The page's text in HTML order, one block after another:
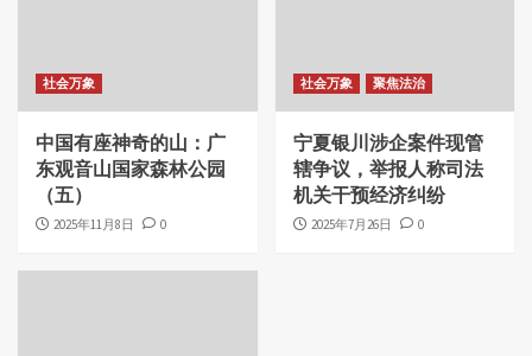
社会万象
中国有座神奇的山：广
东观音山国家森林公园
（五）
2025年11月8日 0
社会万象 聚焦法治
宁夏银川涉企案件现管
辖争议，举报人称司法
机关干预经济纠纷
2025年7月26日 0